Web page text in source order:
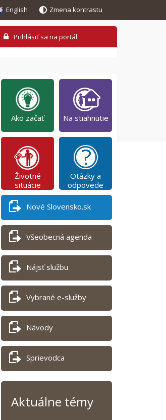
English Zmena kontrastu
Ako začať Na stiahnutie
Životné
situácie
Otázky a
odpovede
Nové Slovensko.sk
Všeobecná agenda
Nájsť službu
Vybrané e-služby
Návody
Sprievodca
Aktuálne témy